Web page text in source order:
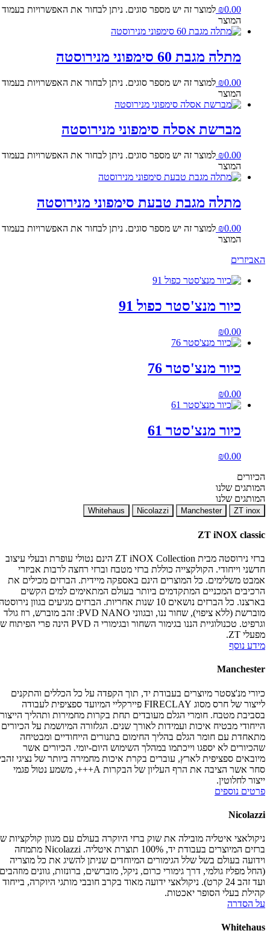
₪0.00
למוצר זה יש מספר סוגים. ניתן לבחור את האפשרויות בעמוד
המוצר
מתלה מגבת 60 סימפוני מנירוסטה
₪0.00
למוצר זה יש מספר סוגים. ניתן לבחור את האפשרויות בעמוד
המוצר
מברשת אסלה סימפוני מנירוסטה
₪0.00
למוצר זה יש מספר סוגים. ניתן לבחור את האפשרויות בעמוד
המוצר
מתלה מגבת טבעת סימפוני מנירוסטה
₪0.00
למוצר זה יש מספר סוגים. ניתן לבחור את האפשרויות בעמוד
המוצר
האביזרים
כיור מנצ'סטר כפול 91
₪0.00
כיור מנצ'סטר 76
₪0.00
כיור מנצ'סטר 61
₪0.00
הכיורים
המותגים שלנו
המותגים שלנו
ZT inox
Manchester
Nicolazzi
Whitehaus
ZT iNOX classic
ברזי נירוסטה מבית ZT iNOX Collection הינם נטולי עופרת ובעלי עיצוב
חדשני וייחודי. הקולקצייה כוללת ברזי מטבח וברזי רחצה לרבות אביזרי
אמבט משלימים. כל המוצרים הינם באספקה מיידית. הברזים מכילים את
הרכיבים המכניים המתקדמים ביותר בעולם המתאימים למים הקשים
בארצנו. כל הברזים נושאים 10 שנות אחריות. הברזים מגיעים בגוון נירוסטה
מוברשת (ללא ציפוי), שחור ננו, ובגווני PVD NANO: זהב מוברש, רוז גולד
וגרפיט. טכנולוגיית הננו בגימור השחור ובגימורי ה PVD הינה פרי הפיתוח של
מפעלי ZT.
מידע נוסף
Manchester
כיורי מנ'צסטר מיוצרים בעבודת יד, תוך הקפדה על כל הכללים והתקנים
לייצור של חרס מסוג FIRECLAY פיירקליי המיועד ספציפית לעבודה
בסביבת מטבח. חומרי הגלם מעובדים תחת בקרות מחמירות ותהליך הייצור
הייחודי מבטיח איכות ועמידות לאורך שנים. הגלזורה המיושמת על הכיורים
מתאחדת עם חומר הגלם בהליך החימום בתנורים הייחודיים ומבטיחה
שהכיורים לא יספגו וייכתמו במהלך השימוש היום-יומי. הכיורים אשר
מיובאים ספציפית לארץ, עוברים בקרת איכות מחמירה ביותר של נציגי זהבי
סחר אשר הציבה את הרף העליון של הבקרות A+++, משמע נטול פגמי
ייצור לחלוטין.
פרטים נוספים
Nicolazzi
ניקולאצי איטליה מובילה את שוק ברזי היוקרה בעולם עם מגוון קולקציות של
ברזים המיוצרים בעבודת יד, 100% תוצרת איטליה. Nicolazzi מתמחה
וידועה בעולם בשל שלל הגימורים המיוחדים שניתן להשיג את כל מוצריה
(החל מפליז גולמי, דרך גימורי כרום, ניקל, מוברשים, ברונזות, גוונים מוזהבים
ועד זהב 24 קרט). ניקולאצי ידועה מאוד בקרב חובבי מותגי היוקרה, בייחוד
קהילת בעלי הסופר יאכטות.
על הסדרה
Whitehaus